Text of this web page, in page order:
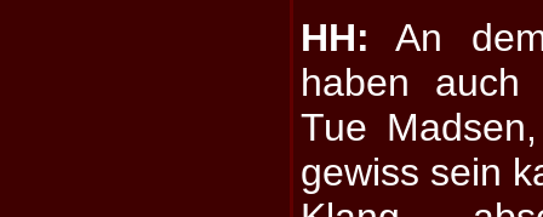
HH: An
haben auch
Tue
gewiss sein